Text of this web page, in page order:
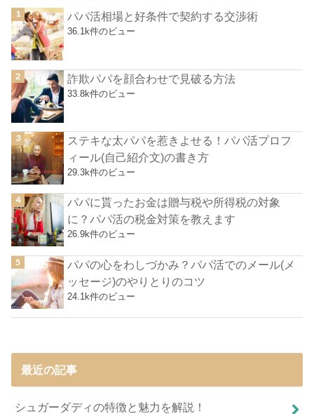
パパ活相場と好条件で契約する交渉術
36.1k件のビュー
詐欺パパを顔合わせで見破る方法
33.8k件のビュー
ステキな太パパを惹きよせる！パパ活プロフ
ィール(自己紹介文)の書き方
29.3k件のビュー
パパに貰ったお金は贈与税や所得税の対象
に？パパ活の税金対策を教えます
26.9k件のビュー
パパの心をわしづかみ？パパ活でのメール(メ
ッセージ)のやりとりのコツ
24.1k件のビュー
最近の記事
シュガーダディの特徴と魅力を解説！